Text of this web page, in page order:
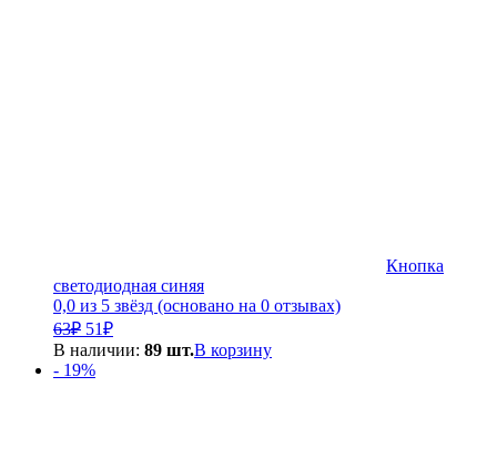
Кнопка
светодиодная синяя
0,0 из 5 звёзд (основано на 0 отзывах)
63₽ Первоначальная
цена
составляла
51₽Текущая
цена:
В наличии: 89 шт.В корзину
- 19%